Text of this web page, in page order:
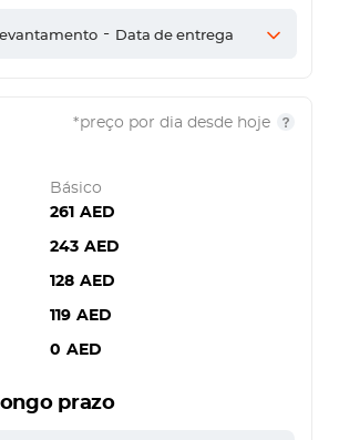
- Data de entrega
*preço por dia desde hoje
Básico
261 AED
243 AED
128 AED
119 AED
0 AED
prazo